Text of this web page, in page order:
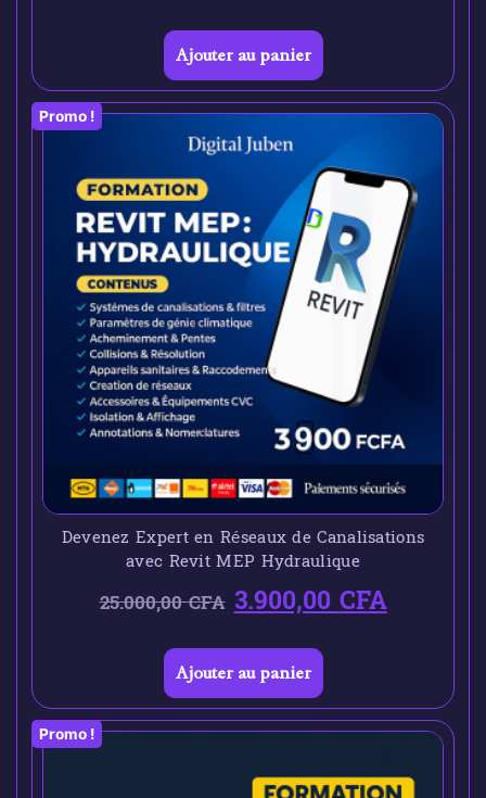
Ajouter au panier
Promo !
Devenez Expert en Réseaux de Canalisations
avec Revit MEP Hydraulique
25.000,00CFA 3.900,00CFA
Ajouter au panier
Promo !